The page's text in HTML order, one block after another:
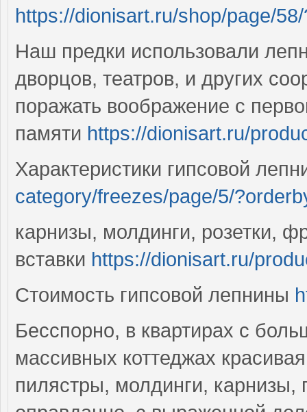
https://dionisart.ru/shop/page/
Наш предки использовали
дворцов, театров, и других
поражать воображение с
памяти https://dionisart.ru/
Характеристики гипсовой
category/freezes/page/5/
карнизы, молдинги, розетки,
вставки https://dionisart.ru/
Стоимость гипсовой лепнины
Бесспорно, в квартирах с
массивных коттеджах
пилястры, молдинги, карнизы,